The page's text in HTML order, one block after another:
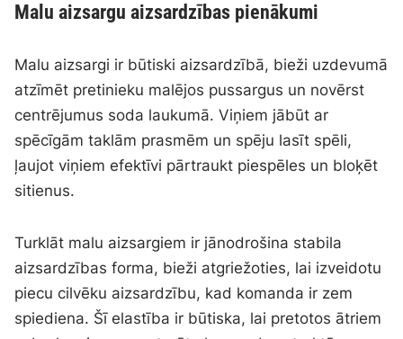
Malu aizsargu aizsardzības pienākumi
Malu aizsargi ir būtiski aizsardzībā, bieži uzdevumā
atzīmēt pretinieku malējos pussargus un novērst
centrējumus soda laukumā. Viņiem jābūt ar
spēcīgām taklām prasmēm un spēju lasīt spēli,
ļaujot viņiem efektīvi pārtraukt piespēles un bloķēt
sitienus.
Turklāt malu aizsargiem ir jānodrošina stabila
aizsardzības forma, bieži atgriežoties, lai izveidotu
piecu cilvēku aizsardzību, kad komanda ir zem
spiediena. Šī elastība ir būtiska, lai pretotos ātriem